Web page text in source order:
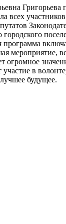
Григорьева
мероприятие,
огромное
в
будущее.